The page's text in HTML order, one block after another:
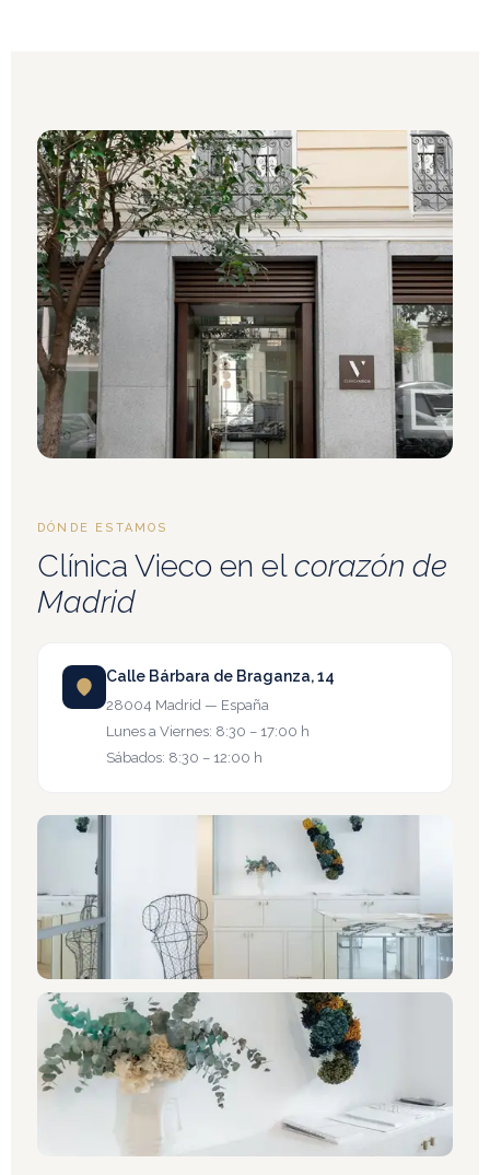
DÓNDE ESTAMOS
Clínica Vieco en elcorazón de
Madrid
Calle Bárbara de Braganza, 14
28004 Madrid — España
Lunes a Viernes: 8:30 – 17:00 h
Sábados: 8:30 – 12:00 h